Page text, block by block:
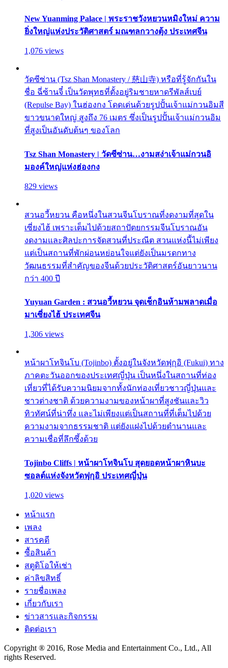
New Yuanming Palace | พระราชวังหยวนหมิงใหม่ ความ
ยิ่งใหญ่แห่งประวัติศาสตร์ มณฑลกวางตุ้ง ประเทศจีน
1,076 views
วัดซีซ่าน (Tsz Shan Monastery / 慈山寺) หรือที่รู้จักกันใน
ชื่อ ฉี่ซ้านจี๋ เป็นวัดพุทธที่ตั้งอยู่ริมชายหาดรีพัลส์เบย์
(Repulse Bay) ในฮ่องกง โดดเด่นด้วยรูปปั้นเจ้าแม่กวนอิมสี
ขาวขนาดใหญ่ สูงถึง 76 เมตร ซึ่งเป็นรูปปั้นเจ้าแม่กวนอิม
ที่สูงเป็นอันดับต้นๆ ของโลก
Tsz Shan Monastery | วัดซีซ่าน…งามสง่าเจ้าแม่กวนอิ
มองค์ใหญ่แห่งฮ่องกง
829 views
สวนอวี้หยวน คือหนึ่งในสวนจีนโบราณที่งดงามที่สุดใน
เซี่ยงไฮ้ เพราะเต็มไปด้วยสถาปัตยกรรมจีนโบราณอัน
งดงามและศิลปะการจัดสวนที่ประณีต สวนแห่งนี้ไม่เพียง
แต่เป็นสถานที่พักผ่อนหย่อนใจแต่ยังเป็นมรดกทาง
วัฒนธรรมที่สำคัญของจีนด้วยประวัติศาสตร์อันยาวนาน
กว่า 400 ปี
Yuyuan Garden : สวนอวี้หยวน จุดเช็กอินห้ามพลาดเมื่อ
มาเซี่ยงไฮ้ ประเทศจีน
1,306 views
หน้าผาโทจินโบ (Tojinbo) ตั้งอยู่ในจังหวัดฟุกุอิ (Fukui) ทาง
ภาคตะวันออกของประเทศญี่ปุ่น เป็นหนึ่งในสถานที่ท่อง
เที่ยวที่ได้รับความนิยมจากทั้งนักท่องเที่ยวชาวญี่ปุ่นและ
ชาวต่างชาติ ด้วยความงามของหน้าผาที่สูงชันและวิว
ทิวทัศน์ที่น่าทึ่ง และไม่เพียงแต่เป็นสถานที่ที่เต็มไปด้วย
ความงามจากธรรมชาติ แต่ยังแฝงไปด้วยตำนานและ
ความเชื่อที่ลึกซึ้งด้วย
Tojinbo Cliffs | หน้าผาโทจินโบ สุดยอดหน้าผาหินบะ
ซอลต์แห่งจังหวัดฟุกุอิ ประเทศญี่ปุ่น
1,020 views
หน้าแรก
เพลง
สารคดี
ซื้อสินค้า
สตูดิโอให้เช่า
ค่าลิขสิทธิ์
รายชื่อเพลง
เกี่ยวกับเรา
ข่าวสารและกิจกรรม
ติดต่อเรา
Copyright ® 2016, Rose Media and Entertainment Co., Ltd., All
rights Reserved.